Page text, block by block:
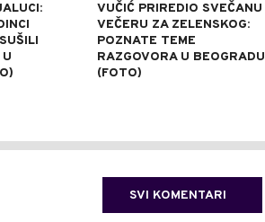
VUČIĆ PRIREDIO SVEČANU
VEČERU ZA ZELENSKOG:
POZNATE TEME
RAZGOVORA U BEOGRADU
(FOTO)
SVI KOMENTARI